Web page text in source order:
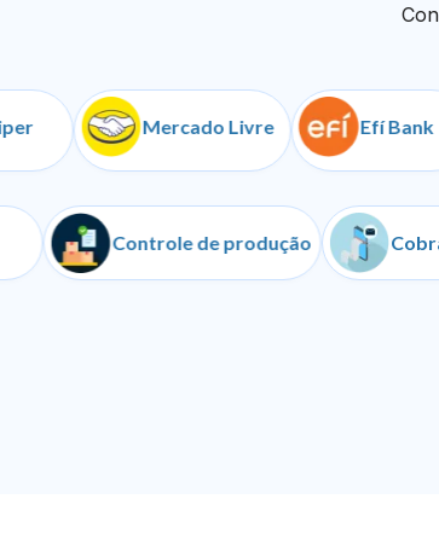
Mercado Livre Efí Bank
API Controle de produção